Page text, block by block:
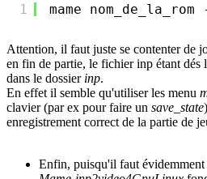
1 mame
Attention, il faut juste se contenter de
en fin de partie, le fichier inp étant dés
dans le dossier inp.
En effet il semble qu'utiliser les menu
clavier (par ex pour faire un save_state
enregistrement correct de la partie de
Enfin, puisqu'il faut